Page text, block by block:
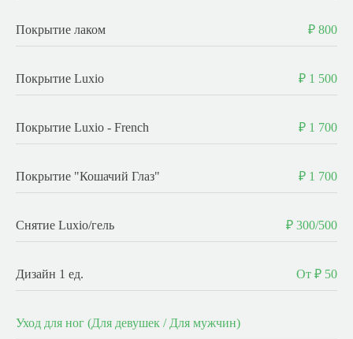
Покрытие лаком ₽ 800
Покрытие Luxio ₽ 1 500
Покрытие Luxio - French ₽ 1 700
Покрытие "Кошачий Глаз" ₽ 1 700
Снятие Luxio/гель ₽ 300/500
Дизайн 1 ед. От ₽ 50
Уход для ног (Для девушек / Для мужчин)